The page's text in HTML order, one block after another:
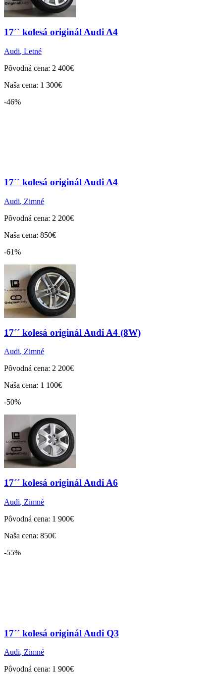
17´´ kolesá originál Audi A4
Audi, Letné
Pôvodná cena: 2 400€
Naša cena: 1 300€
-46%
17´´ kolesá originál Audi A4
Audi, Zimné
Pôvodná cena: 2 200€
Naša cena: 850€
-61%
17´´ kolesá originál Audi A4 (8W)
Audi, Zimné
Pôvodná cena: 2 200€
Naša cena: 1 100€
-50%
17´´ kolesá originál Audi A6
Audi, Zimné
Pôvodná cena: 1 900€
Naša cena: 850€
-55%
17´´ kolesá originál Audi Q3
Audi, Zimné
Pôvodná cena: 1 900€